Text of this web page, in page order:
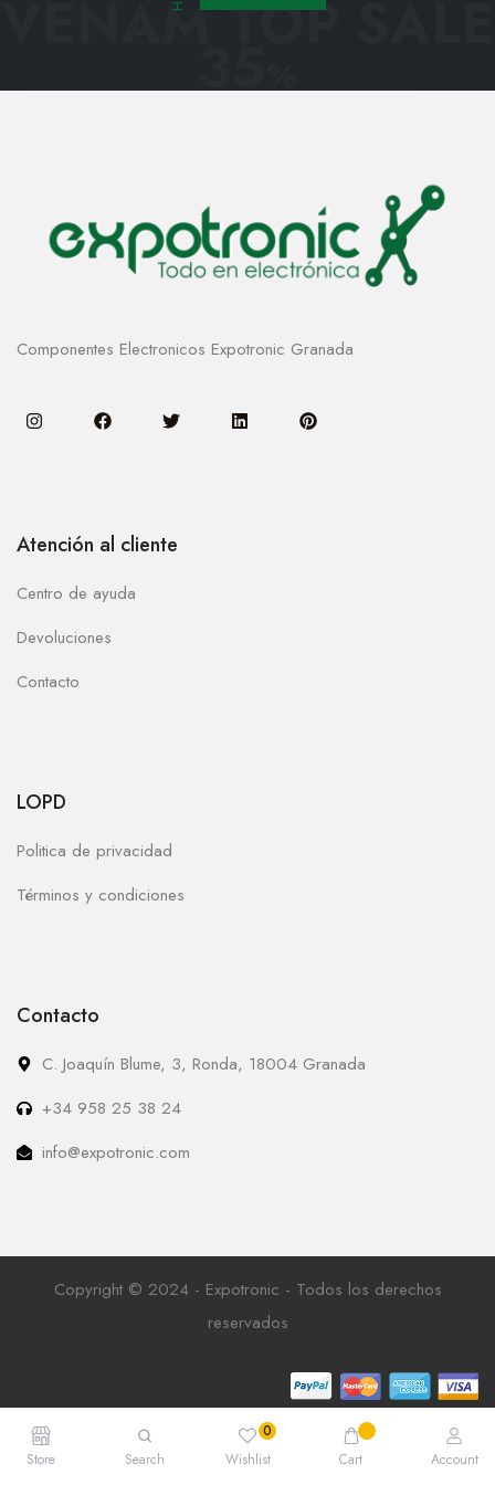
VENAM TOP SALE
35
Componentes Electronicos Expotronic Granada
Atención al cliente
Centro de ayuda
Devoluciones
Contacto
LOPD
Politica de privacidad
Términos y condiciones
Contacto
C. Joaquín Blume, 3, Ronda, 18004 Granada
+34 958 25 38 24
info@expotronic.com
Copyright © 2024 - Expotronic - Todos los derechos
reservados
Store Search Wishlist Cart Account